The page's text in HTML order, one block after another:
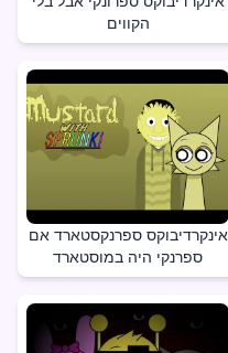
הקווים
אינקרדיבוקס ספרנקסטארד אם
ספרנקי היה במוסטארד